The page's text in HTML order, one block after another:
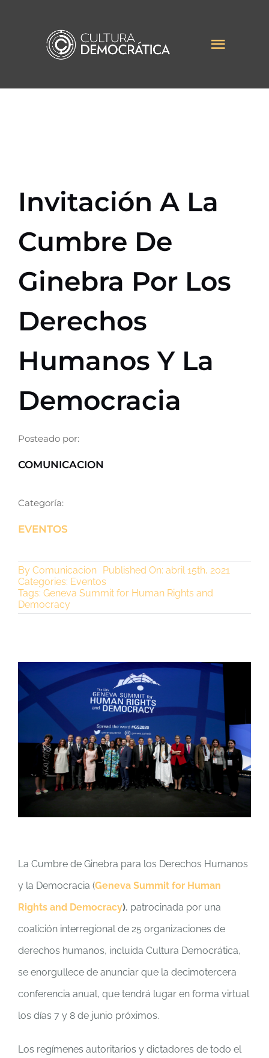
INICIO
INICIATIVAS
NOTICIAS
CONTACTO
SER PARTE
Invitación A La
Cumbre De
Ginebra Por Los
Derechos
Humanos Y La
Democracia
Posteado por:
COMUNICACION
Categoría:
EVENTOS
By Comunicacion Published On: abril 15th, 2021
Categories: Eventos
Tags: Geneva Summit for Human Rights and
Democracy
La Cumbre de Ginebra para los Derechos Humanos
y la Democracia (Geneva Summit for Human
Rights and Democracy), patrocinada por una
coalición interregional de 25 organizaciones de
derechos humanos, incluida Cultura Democrática,
se enorgullece de anunciar que la decimotercera
conferencia anual, que tendrá lugar en forma virtual
los días 7 y 8 de junio próximos.
Los regímenes autoritarios y dictadores de todo el